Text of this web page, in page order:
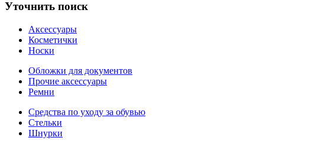
Уточнить поиск
Аксессуары
Косметички
Носки
Обложки для документов
Прочие аксессуары
Ремни
Средства по уходу за обувью
Стельки
Шнурки